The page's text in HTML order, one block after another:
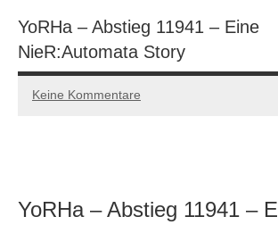
YoRHa – Abstieg 11941 – Eine
NieR:Automata Story
15/01/2023
Tups
Keine Kommentare
YoRHa – Abstieg 11941 –